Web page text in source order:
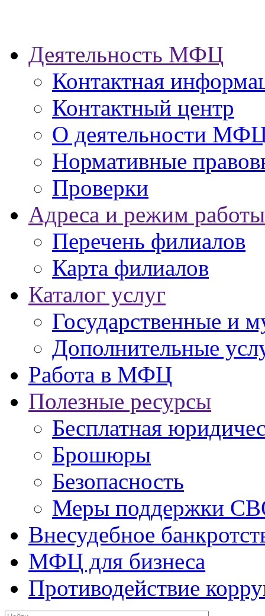
Деятельность МФЦ
Контактная
Контактный центр
О деятельности
Нормативные
Проверки
Адреса и режим работы
Перечень филиалов
Карта филиалов
Каталог услуг
Государственные и
Дополнительные
Работа в МФЦ
Полезные ресурсы
Бесплатная
Брошюры
Безопасность
Меры поддержки
Внесудебное
МФЦ для бизнеса
Противодействие